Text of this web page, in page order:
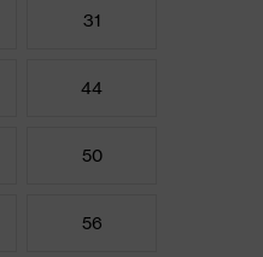
31
44
50
56